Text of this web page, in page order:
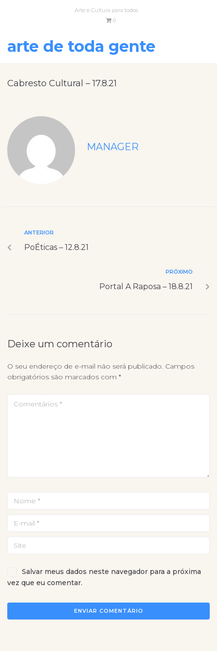
Arte e Cultura para todos
0
arte de toda gente
Cabresto Cultural – 17.8.21
MANAGER
ANTERIOR
PoÉticas – 12.8.21
PRÓXIMO
Portal A Raposa – 18.8.21
Deixe um comentário
O seu endereço de e-mail não será publicado. Campos
obrigatórios são marcados com *
Salvar meus dados neste navegador para a próxima
vez que eu comentar.